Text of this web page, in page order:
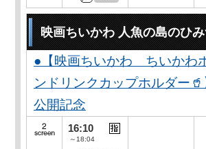
映画ちいかわ 人魚の島のひ
●【映画ちいかわ ちいかわ
ンドリンクカップホルダー
公開記念
16:10
～18:04